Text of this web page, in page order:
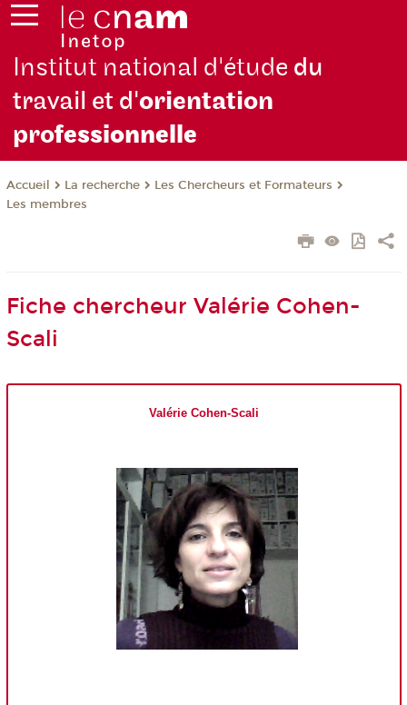
Institut national d'étude du
travail et d'orientation
professionnelle
Accueil La recherche
Les Chercheurs et Formateurs
Les membres
Fiche chercheur Valérie Cohen-
Scali
Valérie Cohen-Scali